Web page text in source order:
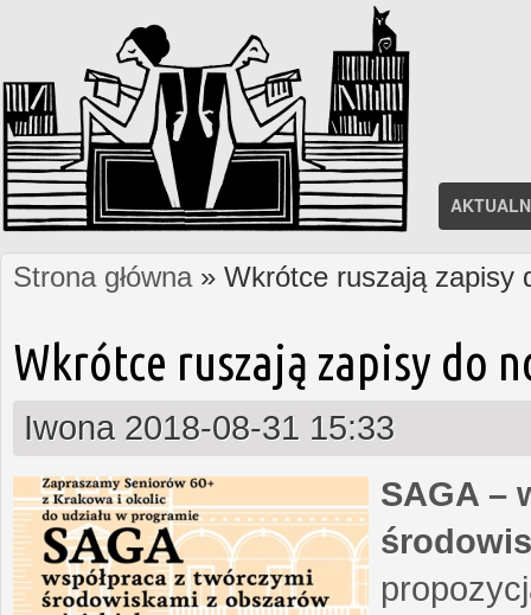
Jesteś tutaj
Strona główna» Wkrótce ruszają zapisy
Wkrótce ruszają zapisy do
Iwona 2018-08-31 15:33
SAGA –